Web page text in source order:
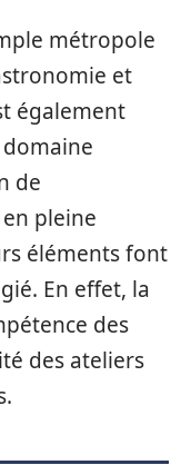
métropole
et
également
de
pleine
éléments font
En effet, la
des
des ateliers